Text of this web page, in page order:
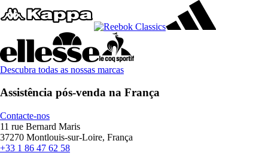
Descubra todas as nossas marcas
Assistência pós-venda na França
Contacte-nos
11 rue Bernard Maris
37270 Montlouis-sur-Loire, França
+33 1 86 47 62 58